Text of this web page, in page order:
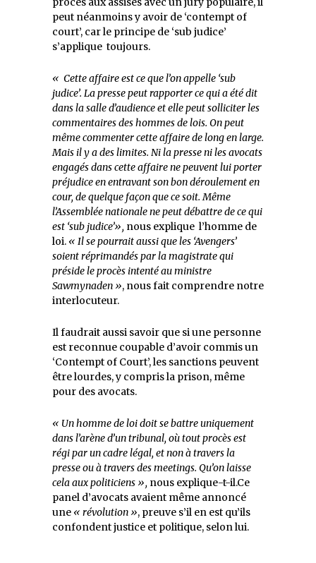
peut néanmoins y avoir de ‘contempt of
court’, car le principe de ‘sub judice’
s’applique toujours.
« Cette affaire est ce que l’on appelle ‘sub
judice’. La presse peut rapporter ce qui a été dit
dans la salle d’audience et elle peut solliciter les
commentaires des hommes de lois. On peut
même commenter cette affaire de long en large.
Mais il y a des limites. Ni la presse ni les avocats
engagés dans cette affaire ne peuvent lui porter
préjudice en entravant son bon déroulement en
cour, de quelque façon que ce soit. Même
l’Assemblée nationale ne peut débattre de ce qui
est ‘sub judice’», nous explique l’homme de
loi. « Il se pourrait aussi que les ‘Avengers’
soient réprimandés par la magistrate qui
préside le procès intenté au ministre
Sawmynaden », nous fait comprendre notre
interlocuteur.
Il faudrait aussi savoir que si une personne
est reconnue coupable d’avoir commis un
‘Contempt of Court’, les sanctions peuvent
être lourdes, y compris la prison, même
pour des avocats.
« Un homme de loi doit se battre uniquement
dans l’arène d’un tribunal, où tout procès est
régi par un cadre légal, et non à travers la
presse ou à travers des meetings. Qu’on laisse
cela aux politiciens », nous explique-t-il.Ce
panel d’avocats avaient même annoncé
une « révolution », preuve s’il en est qu’ils
confondent justice et politique, selon lui.